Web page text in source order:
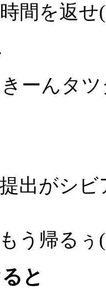
間を返
ーんタ
出がシ
帰るぅ
と